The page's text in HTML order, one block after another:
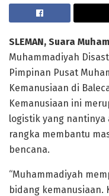
SLEMAN, Suara
Muhammadiyah
Pimpinan Pusat
Kemanusiaan di
Kemanusiaan ini
logistik yang
rangka membantu
bencana.
“Muhammadiyah
bidang kemanusiaan.